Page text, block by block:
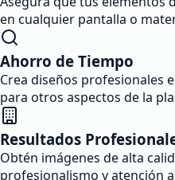
en cualquier pantalla o
Ahorro de Tiempo
Crea diseños profesionales
para otros aspectos de la
Resultados
Obtén imágenes de alta
profesionalismo y atención